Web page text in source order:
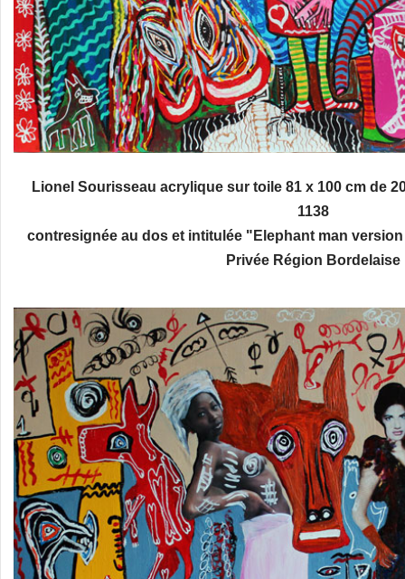
Lionel Sourisseau acrylique sur toile 81 x 100 cm de
1138
contresignée au dos et intitulée "Elephant man
Privée Région Bordelaise